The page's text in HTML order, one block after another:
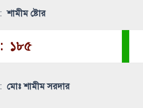
:শামীম ষ্টোর
: ১৮৫
: মোঃ শামীম সরদার